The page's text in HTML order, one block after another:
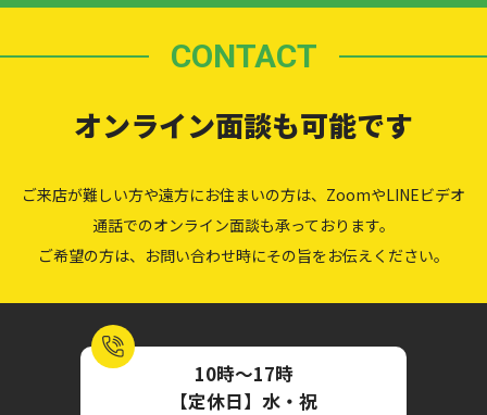
CONTACT
オンライン面談も可能です
ご来店が難しい方や遠方にお住まいの方は、ZoomやLINEビデオ
通話でのオンライン面談も承っております。
ご希望の方は、お問い合わせ時にその旨をお伝えください。
10時～17時
【定休日】水・祝